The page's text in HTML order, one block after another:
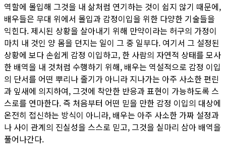
역할에 몰입해 그것을 내 삶처럼 연기하는 것이 쉽지 않기 때문에,
배우들은 무대 위에서 몰입과 감정이입을 위한 다양한 기술들을
익힌다. 제시된 상황을 살아내기 위해 만약이라는 허구의 가정이
마치 내 것인 양 몸을 던지는 일이 그 중 일부다. 여기서 그 설정된
상황에 보다 손쉽게 감정 이입하고, 한 사람의 자연적 상태를 모사
한 배역을 내 것처럼 수행하기 위해, 배우는 역설적으로 감정 이입
의 단서를 어떤 뿌리나 줄기가 아니라 지나가는 아주 사소한 편린
과 잎새에 의지하여, 그것에 착안한 반응과 표현이 가능하도록 스
스로를 연마한다. 즉 처음부터 어떤 믿을 만한 감정 이입의 대상에
온전히 접신하는 방식이 아니라, 배우는 아주 사소한 가짜 설정과
나 사이 관계의 진실성을 스스로 믿고, 그것을 실마리 삼아 배역을
풀어나간다.